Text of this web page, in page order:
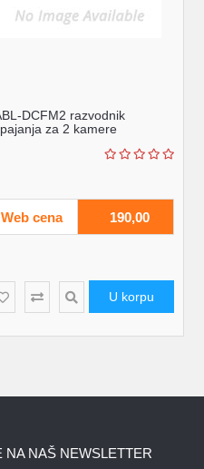
DCFM2 razvodnik
za 2 kamere
Web cena 190,00
U korpu
NA NAŠ NEWSLETTER